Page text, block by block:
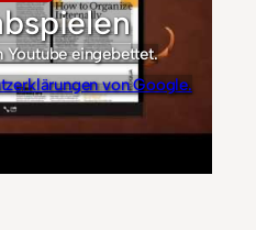
Youtube eingebettet.
von Google.